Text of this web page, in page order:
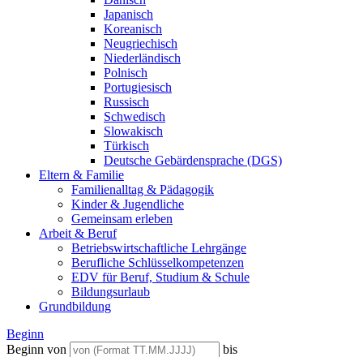
Japanisch
Koreanisch
Neugriechisch
Niederländisch
Polnisch
Portugiesisch
Russisch
Schwedisch
Slowakisch
Türkisch
Deutsche Gebärdensprache (DGS)
Eltern & Familie
Familienalltag & Pädagogik
Kinder & Jugendliche
Gemeinsam erleben
Arbeit & Beruf
Betriebswirtschaftliche Lehrgänge
Berufliche Schlüsselkompetenzen
EDV für Beruf, Studium & Schule
Bildungsurlaub
Grundbildung
Beginn
Beginn von
bis